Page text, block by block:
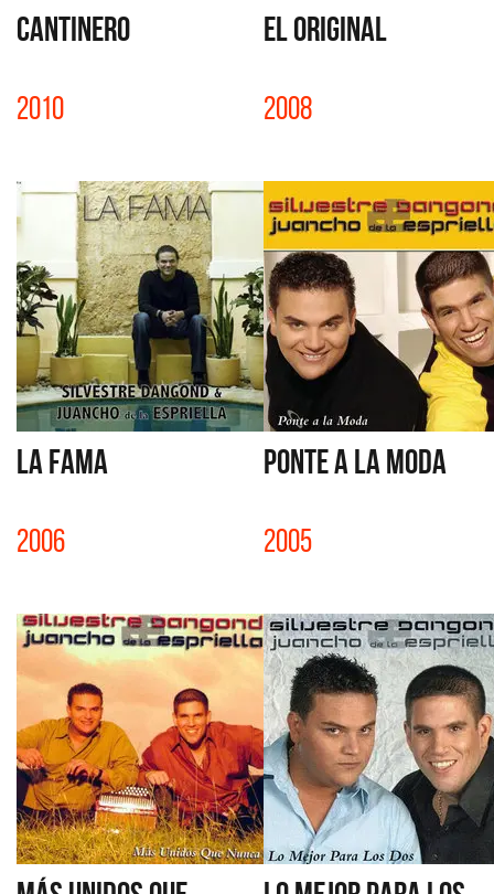
CANTINERO
2010
EL ORIGINAL
2008
LA FAMA
2006
PONTE A LA MODA
2005